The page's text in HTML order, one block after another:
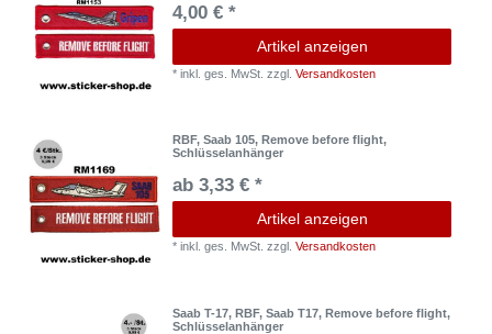
4,00 € *
Artikel anzeigen
*inkl. ges. MwSt. zzgl.Versandkosten
RBF, Saab 105, Remove before flight,
Schlüsselanhänger
ab 3,33 € *
Artikel anzeigen
*inkl. ges. MwSt. zzgl.Versandkosten
Saab T-17, RBF, Saab T17, Remove before flight,
Schlüsselanhänger